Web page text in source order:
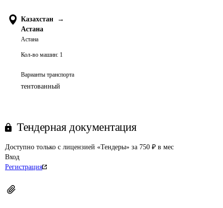
Казахстан
→
Астана
Астана
Кол-во машин: 1
Варианты транспорта
тентованный
Тендерная документация
Доступно только с лицензией «Тендеры» за 750 ₽ в мес
Вход
Регистрация